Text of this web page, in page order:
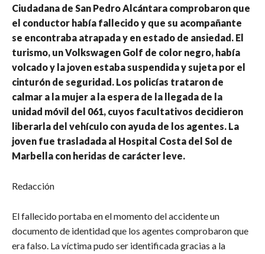
Ciudadana de San Pedro Alcántara comprobaron que
el conductor había fallecido y que su acompañante
se encontraba atrapada y en estado de ansiedad. El
turismo, un Volkswagen Golf de color negro, había
volcado y la joven estaba suspendida y sujeta por el
cinturón de seguridad. Los policías trataron de
calmar a la mujer a la espera de la llegada de la
unidad móvil del 061, cuyos facultativos decidieron
liberarla del vehículo con ayuda de los agentes. La
joven fue trasladada al Hospital Costa del Sol de
Marbella con heridas de carácter leve.
Redacción
El fallecido portaba en el momento del accidente un
documento de identidad que los agentes comprobaron que
era falso. La víctima pudo ser identificada gracias a la